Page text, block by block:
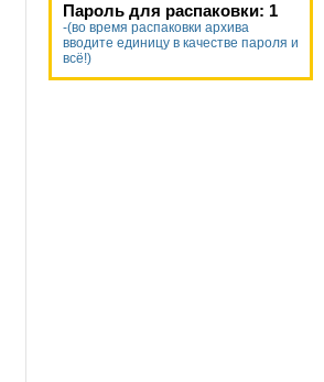
Пароль для распаковки: 1
-(во время распаковки архива
вводите единицу в качестве пароля и
всё!)